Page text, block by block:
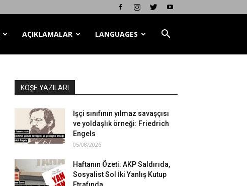
AÇIKLAMALAR LANGUAGES
KÖŞE YAZILARI
İşçi sınıfının yılmaz savaşçısı
ve yoldaşlık örneği: Friedrich
Engels
05/08/2026
Haftanın Özeti: AKP Saldırıda,
Sosyalist Sol İki Yanlış Kutup